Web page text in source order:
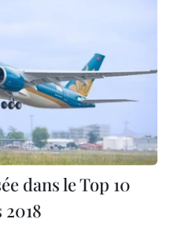
dans le Top 10